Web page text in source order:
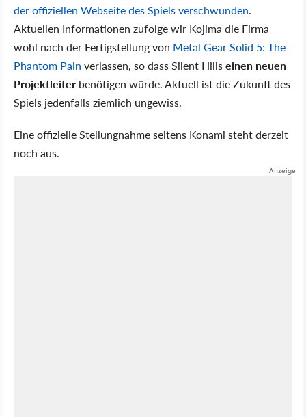
der offiziellen Webseite des Spiels verschwunden.
Aktuellen Informationen zufolge wir Kojima die Firma
wohl nach der Fertigstellung von Metal Gear Solid 5: The
Phantom Pain verlassen, so dass Silent Hillseinen neuen
Projektleiter benötigen würde. Aktuell ist die Zukunft des
Spiels jedenfalls ziemlich ungewiss.
Eine offizielle Stellungnahme seitens Konami steht derzeit
noch aus.